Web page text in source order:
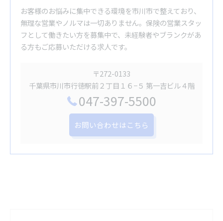
お客様のお悩みに集中できる環境を市川市で整えており、
無理な営業やノルマは一切ありません。保険の営業スタッ
フとして働きたい方を募集中で、未経験者やブランクがあ
る方もご応募いただける求人です。
〒272-0133
千葉県市川市行徳駅前２丁目１６−５ 第一吉ビル４階
047-397-5500
お問い合わせはこちら